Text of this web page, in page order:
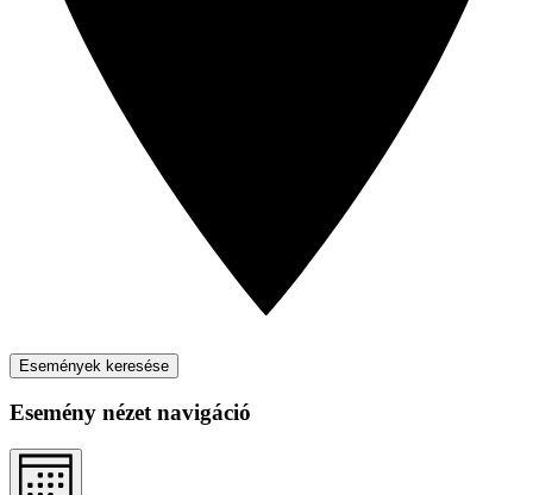
Események keresése
Esemény nézet navigáció